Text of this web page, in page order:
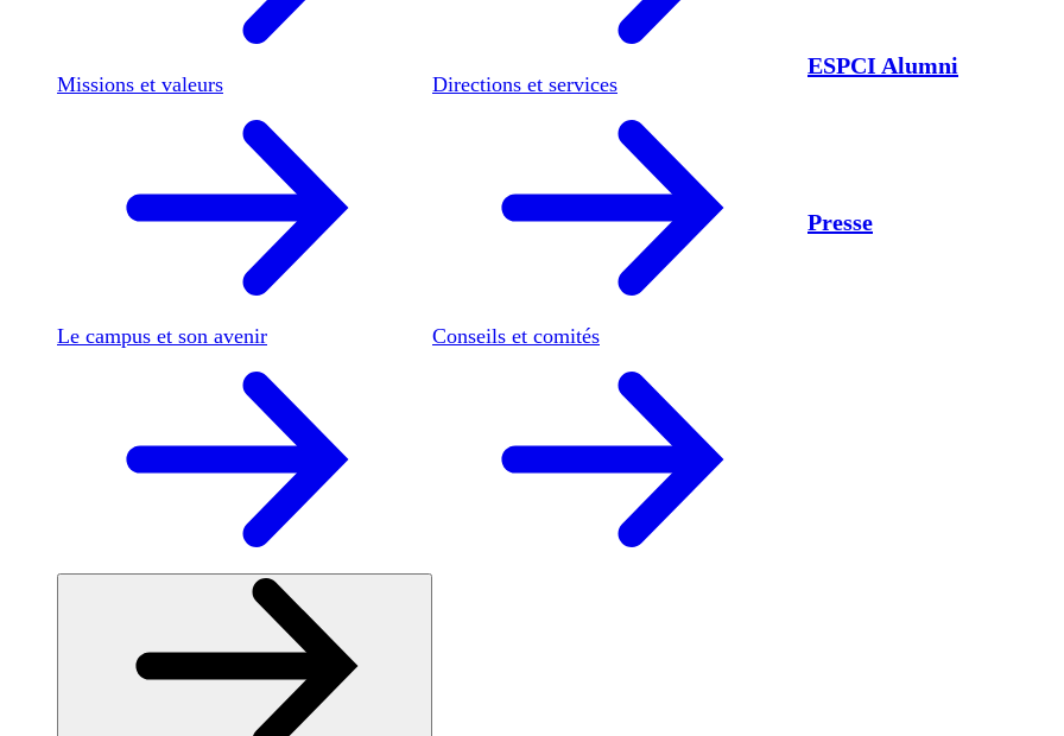
Missions et valeurs
Le campus et son avenir
Directions et services
Conseils et comités
ESPCI Alumni
Presse